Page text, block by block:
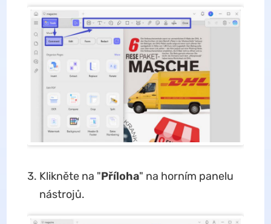
Klikněte na "Příloha" na horním panelu
nástrojů.